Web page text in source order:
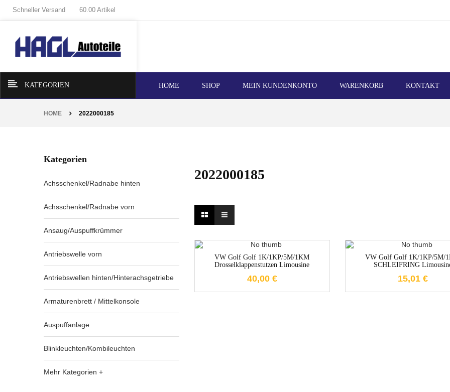
Schneller Versand 60.00 Artikel
KATEGORIEN HOME SHOP MEIN KUNDENKONTO WARENKORB KONTAKT
HOME 2022000185
Kategorien
Achsschenkel/Radnabe hinten
Achsschenkel/Radnabe vorn
Ansaug/Auspuffkrümmer
Antriebswelle vorn
Antriebswellen hinten/Hinterachsgetriebe
Armaturenbrett / Mittelkonsole
Auspuffanlage
Blinkleuchten/Kombileuchten
Mehr Kategorien +
2022000185
VW Golf Golf 1K/1KP/5M/1KM
Drosselklappenstutzen Limousine
40,00 €
1-3 Werktage
VW Golf Golf 1K/1KP/5M/
SCHLEIFRING
15,01 €
1-3